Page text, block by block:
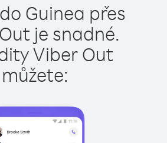
Guinea přes
je snadné.
Viber Out
můžete: